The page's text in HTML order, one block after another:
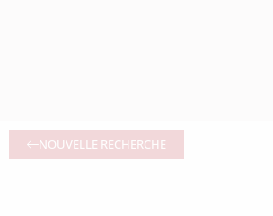
NOUVELLE RECHERCHE